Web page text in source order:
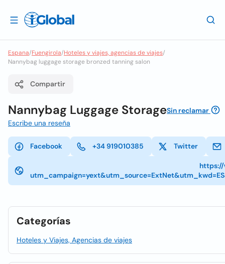
Espana/Fuengirola/Hoteles y viajes, agencias de viajes/
Nannybag luggage storage bronzed tanning salon
Compartir
Nannybag Luggage StorageSin reclamar
Escribe una reseña
Facebook +34 919010385 Twitter
https://
Categorías
Hoteles y Viajes, Agencias de viajes